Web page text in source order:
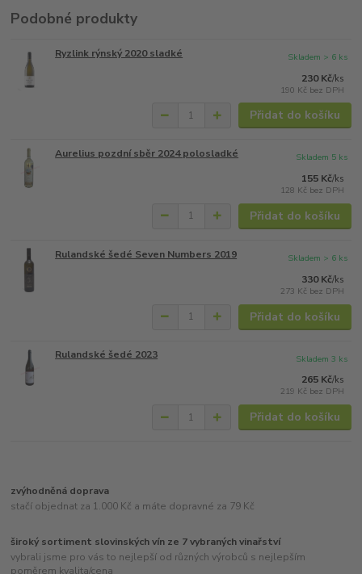
Podobné produkty
Ryzlink rýnský 2020 sladké
230 Kč/ks
190 Kč bez DPH
Skladem > 6 ks
Přidat do košíku
Aurelius pozdní sběr 2024 polosladké
155 Kč/ks
128 Kč bez DPH
Skladem 5 ks
Přidat do košíku
Rulandské šedé Seven Numbers 2019
330 Kč/ks
273 Kč bez DPH
Skladem > 6 ks
Přidat do košíku
Rulandské šedé 2023
265 Kč/ks
219 Kč bez DPH
Skladem 3 ks
Přidat do košíku
zvýhodněná doprava
stačí objednat za 1.000 Kč a máte dopravné za 79 Kč
široký sortiment slovinských vín ze 7 vybraných vinařství
vybrali jsme pro vás to nejlepší od různých výrobců s nejlepším
poměrem kvalita/cena